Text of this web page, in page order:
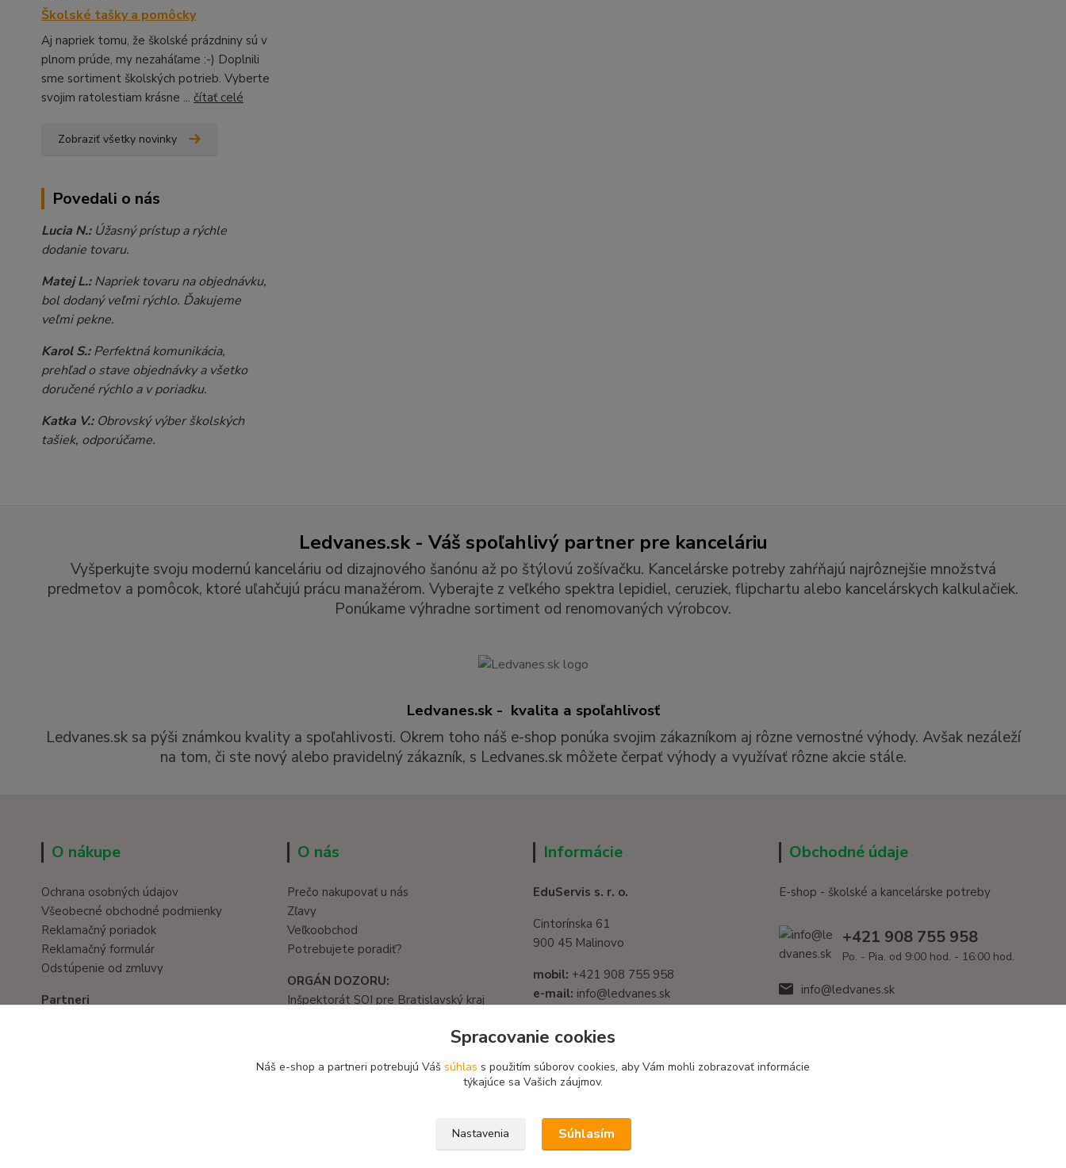
Školské tašky a pomôcky
Aj napriek tomu, že školské prázdniny sú v
plnom prúde, my nezaháľame :-) Doplnili
sme sortiment školských potrieb. Vyberte
svojim ratolestiam krásne ... čítať celé
Zobraziť všetky novinky
Povedali o nás
Lucia N.:Úžasný prístup a rýchle
dodanie tovaru.
Matej L.:Napriek tovaru na objednávku,
bol dodaný veľmi rýchlo. Ďakujeme
veľmi pekne.
Karol S.:Perfektná komunikácia,
prehľad o stave objednávky a všetko
doručené rýchlo a v poriadku.
Katka V.: Obrovský výber školských
tašiek, odporúčame.
Ledvanes.sk - Váš spoľahlivý partner pre kanceláriu
Vyšperkujte svoju modernú kanceláriu od dizajnového šanónu až po štýlovú zošívačku. Kancelárske potreby zahŕňajú najrôznejšie množstvá
predmetov a pomôcok, ktoré uľahčujú prácu manažérom. Vyberajte z veľkého spektra lepidiel, ceruziek, flipchartu alebo kancelárskych kalkulačiek.
Ponúkame výhradne sortiment od renomovaných výrobcov.
Ledvanes.sk - kvalita a spoľahlivosť
Ledvanes.sk sa pýši známkou kvality a spoľahlivosti. Okrem toho náš e-shop ponúka svojim zákazníkom aj rôzne vernostné výhody. Avšak nezáleží
na tom, či ste nový alebo pravidelný zákazník, s Ledvanes.sk môžete čerpať výhody a využívať rôzne akcie stále.
O nákupe
Ochrana osobných údajov
Všeobecné obchodné podmienky
Reklamačný poriadok
Reklamačný formulár
Odstúpenie od zmluvy
Partneri
O nás
Prečo nakupovať u nás
Zľavy
Veľkoobchod
Potrebujete poradiť?
ORGÁN DOZORU:
Inšpektorát SOI pre Bratislavský kraj
Informácie
EduServis s. r. o.
Cintorínska 61
900 45 Malinovo
mobil: +421 908 755 958
e-mail: info@ledvanes.sk
DIČ:2122156135
Obchodné údaje
E-shop - školské a kancelárske potreby
+421 908 755 958
Po. - Pia. od 9:00 hod. - 16:00 hod.
info@ledvanes.sk
Spracovanie cookies
Náš e-shop a partneri potrebujú Váš súhlas s použitím súborov cookies, aby Vám mohli zobrazovať informácie
týkajúce sa Vašich záujmov.
Nastavenia Súhlasím